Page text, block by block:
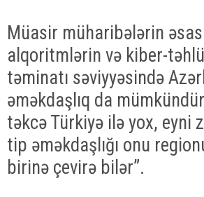
Müasir müharibələrin
alqoritmlərin və kiber-
təminatı səviyyəsində
əməkdaşlıq da
təkcə Türkiyə ilə yox, eyni
tip əməkdaşlığı onu
birinə çevirə bilər”.